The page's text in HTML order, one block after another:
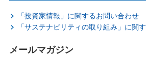
「投資家情報」に関するお問い合わせ
「サステナビリティの取り組み」に関
メールマガジン